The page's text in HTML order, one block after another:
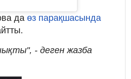
да өз парақшасында
- деген жазба